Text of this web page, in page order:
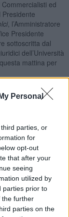
Personal
parties, or
for
opt-out
that after your
seeing
utilized by
parties prior to
the further
parties on the
ed
Presidente
, l’Amministratore
Presidente
sottoscritta dal
dell’Università
questa mattina per
i docenti del
,il vicepresidente
Marco Randellini